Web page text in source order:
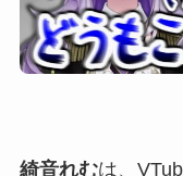
綺音れむは、